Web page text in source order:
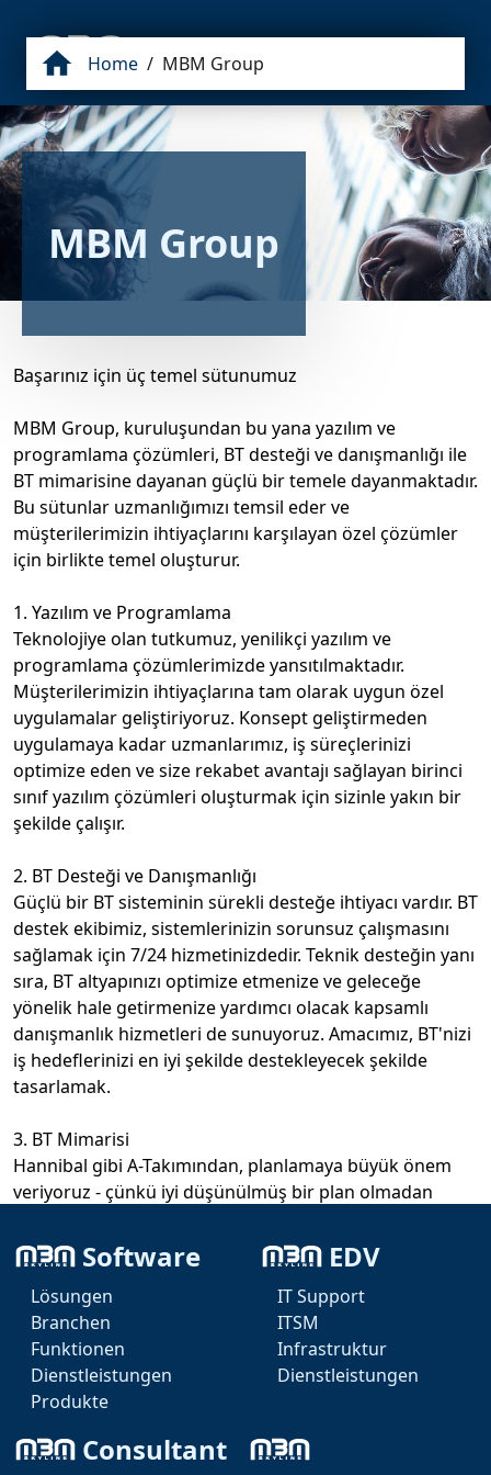
Home / MBM Group
MBM Group
Başarınız için üç temel sütunumuz
MBM Group, kuruluşundan bu yana yazılım ve
programlama çözümleri, BT desteği ve danışmanlığı ile
BT mimarisine dayanan güçlü bir temele dayanmaktadır.
Bu sütunlar uzmanlığımızı temsil eder ve
müşterilerimizin ihtiyaçlarını karşılayan özel çözümler
için birlikte temel oluşturur.
1. Yazılım ve Programlama
Teknolojiye olan tutkumuz, yenilikçi yazılım ve
programlama çözümlerimizde yansıtılmaktadır.
Müşterilerimizin ihtiyaçlarına tam olarak uygun özel
uygulamalar geliştiriyoruz. Konsept geliştirmeden
uygulamaya kadar uzmanlarımız, iş süreçlerinizi
optimize eden ve size rekabet avantajı sağlayan birinci
sınıf yazılım çözümleri oluşturmak için sizinle yakın bir
şekilde çalışır.
2. BT Desteği ve Danışmanlığı
Güçlü bir BT sisteminin sürekli desteğe ihtiyacı vardır. BT
destek ekibimiz, sistemlerinizin sorunsuz çalışmasını
sağlamak için 7/24 hizmetinizdedir. Teknik desteğin yanı
sıra, BT altyapınızı optimize etmenize ve geleceğe
yönelik hale getirmenize yardımcı olacak kapsamlı
danışmanlık hizmetleri de sunuyoruz. Amacımız, BT'nizi
iş hedeflerinizi en iyi şekilde destekleyecek şekilde
tasarlamak.
3. BT Mimarisi
Hannibal gibi A-Takımından, planlamaya büyük önem
veriyoruz - çünkü iyi düşünülmüş bir plan olmadan
BT mimarlarımız, yalnızca mevcut ihtiyaçları
karşılamakla kalmayıp, gelecekteki zorluklar için de
hazır olan karmaşık BT altyapılarını tasarlamak için
teknik uzmanlığı stratejik düşünceyle birleştirir.
Kendimizi, çeşitli BT disiplinlerini uyumlu bir
kompozisyona dönüştüren zanaatkarlar olarak
görüyoruz.
MBM Group, uzman ekiplerimizin işbirliğiyle ortaya
Software
Lösungen
Branchen
Funktionen
Dienstleistungen
Produkte
EDV
IT Support
ITSM
Infrastruktur
Dienstleistungen
Consultant